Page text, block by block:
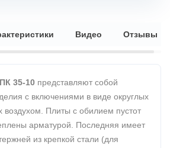
Видео Отзывы
35-10 представляют собой
с включениями в виде округлых
воздухом. Плиты с обилием пустот
арматурой. Последняя имеет
из крепкой стали (для